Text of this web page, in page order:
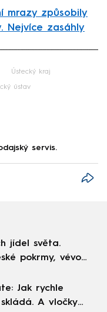
mrazy způsobily
Nejvíce zasáhly
Ústecký kraj
ústav
servis.
jídel světa.
pokrmy, vévodí
Jak rychle
A vločky